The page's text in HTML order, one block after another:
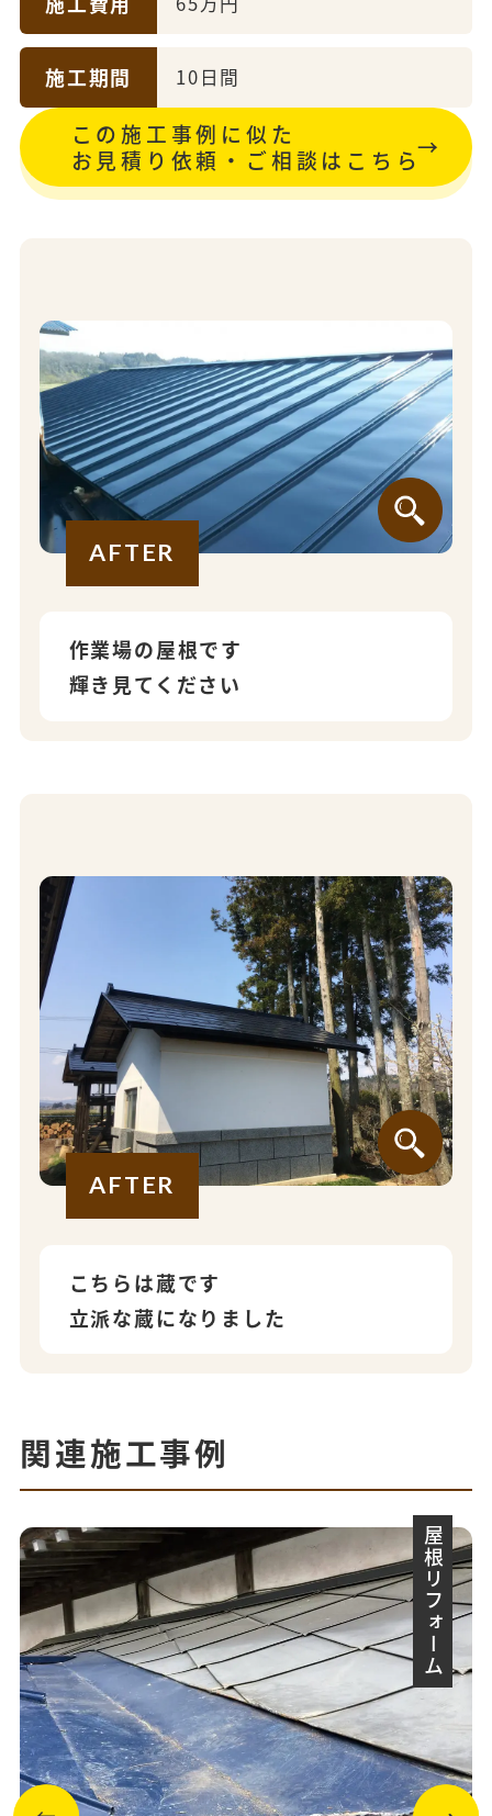
施工期間 10日間
この施工事例に似た
お見積り依頼・ご相談はこちら
AFTER
作業場の屋根です
輝き見てください
AFTER
こちらは蔵です
立派な蔵になりました
関連施工事例
屋根リフォーム